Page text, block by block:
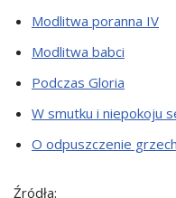
Modlitwa poranna IV
Modlitwa babci
Podczas Gloria
W smutku i niepokoju
O odpuszczenie
Źródła: